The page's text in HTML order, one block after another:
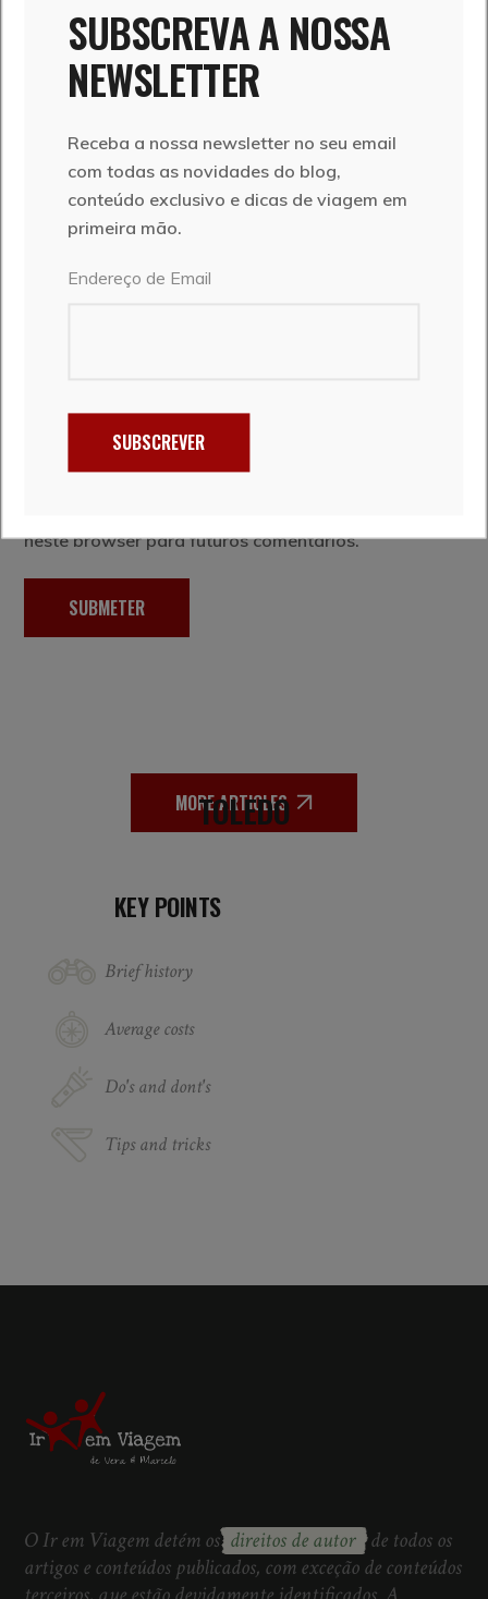
neste browser para futuros comentários.
SUBMETER
TOLEDO
MORE ARTICLES
KEY POINTS
Brief history
Average costs
Do's and dont's
Tips and tricks
O Ir em Viagem detém os direitos de autor de todos os
artigos e conteúdos publicados, com exceção de conteúdos
SUBSCREVA A NOSSA
NEWSLETTER
Receba a nossa newsletter no seu email
com todas as novidades do blog,
conteúdo exclusivo e dicas de viagem em
primeira mão.
Endereço de Email
SUBSCREVER